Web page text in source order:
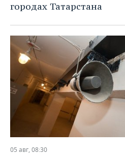
городах Татарстана
05 авг, 08:30